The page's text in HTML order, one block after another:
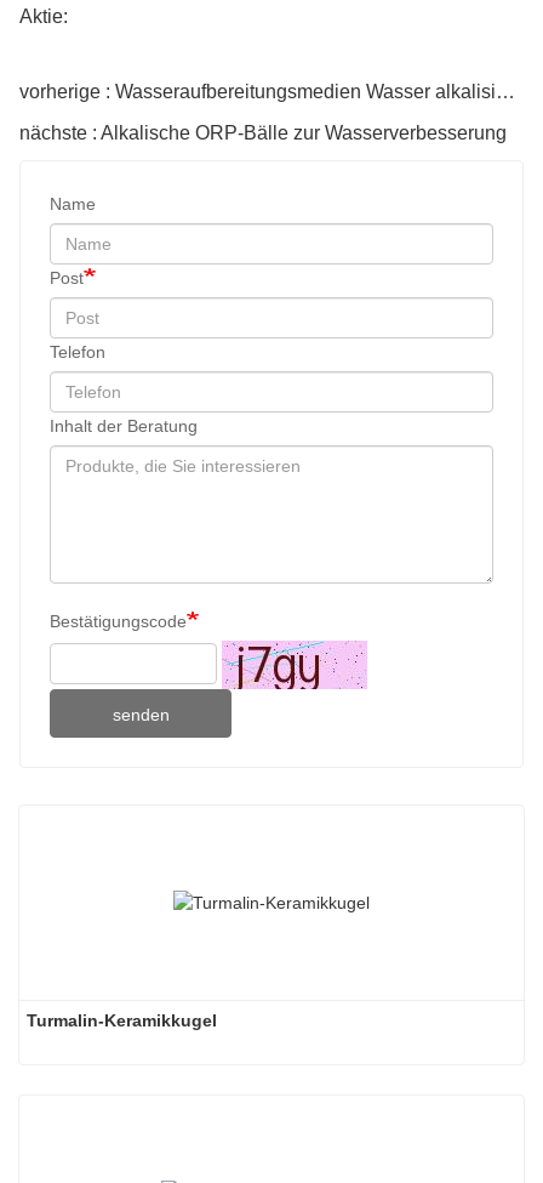
Aktie:
vorherige : Wasseraufbereitungsmedien Wasser alkalisierende Keramikkugeln
nächste : Alkalische ORP-Bälle zur Wasserverbesserung
Name
Post
Telefon
Inhalt der Beratung
Bestätigungscode
senden
Turmalin-Keramikkugel